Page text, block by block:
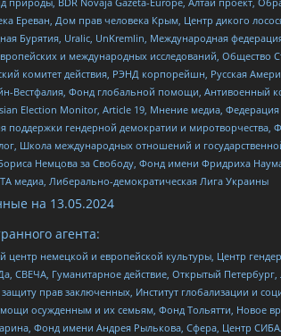
Ереван, Дом прав человека Крым, Центр дикого
Бурятия, Uralic, UnKremlin, Международная
и международных исследований,
комитет действия, РЭНД корпорейшн, Русская
Вестфалия, Фонд глобальной помощи, Антивоенный
Election Monitor, Article 19, Мнение медиа,
гендерной демократии и
Школа международных отношений и
Немцова за Свободу, Фонд имени Фридриха
медиа, Либерально-демократическая Лига Украины
на 13.05.2024
агента:
немецкой и европейской культуры, Центр
Гуманитарное действие, Открытый
прав заключенных, Институт глобализации
осужденным и их семьям, Фонд Тольятти, Новое
Фонд имени Андрея Рылькова, Сфера, Центр